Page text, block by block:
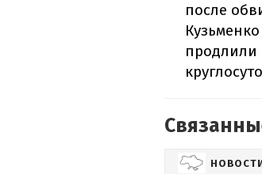
после
продлили